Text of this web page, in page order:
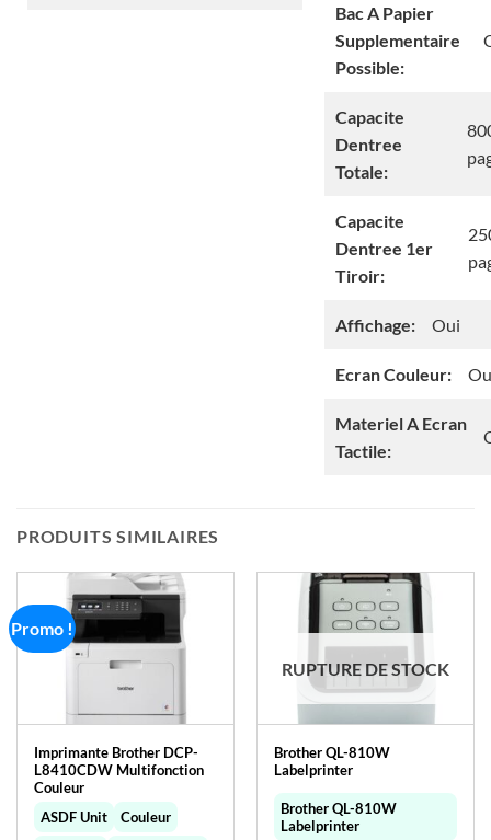
Bac A Papier
Supplementaire
Possible:
Capacite
Dentree
Totale:
Capacite
Dentree 1er
Tiroir:
Affichage: Oui
Ecran Couleur:
Materiel A Ecran
Tactile:
PRODUITS SIMILAIRES
Promo !
Imprimante Brother DCP-
L8410CDW Multifonction
Couleur
ASDF Unit
Couleur
RUPTURE DE STOCK
Brother QL-810W
Labelprinter
Brother QL-810W
Labelprinter